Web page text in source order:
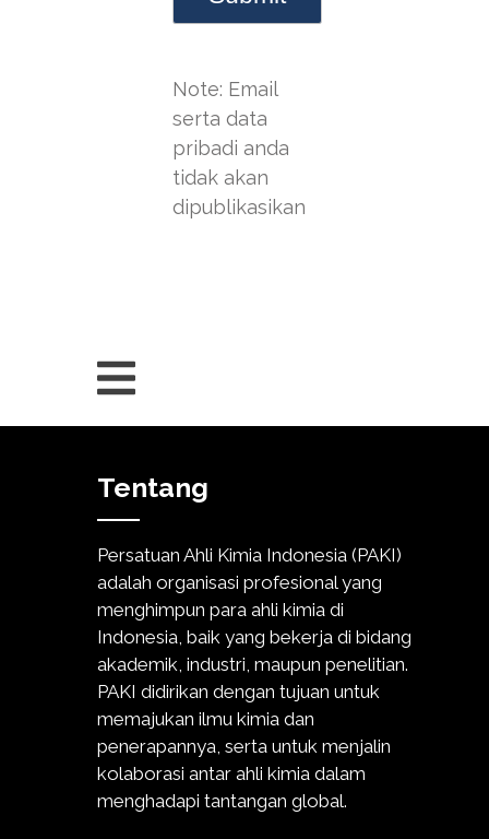
Note: Email
serta data
pribadi anda
tidak akan
dipublikasikan
Tentang
Persatuan Ahli Kimia Indonesia (PAKI)
adalah organisasi profesional yang
menghimpun para ahli kimia di
Indonesia, baik yang bekerja di bidang
akademik, industri, maupun penelitian.
PAKI didirikan dengan tujuan untuk
memajukan ilmu kimia dan
penerapannya, serta untuk menjalin
kolaborasi antar ahli kimia dalam
menghadapi tantangan global.